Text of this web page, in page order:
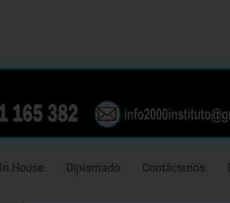
In House Diplomado Contáctenos